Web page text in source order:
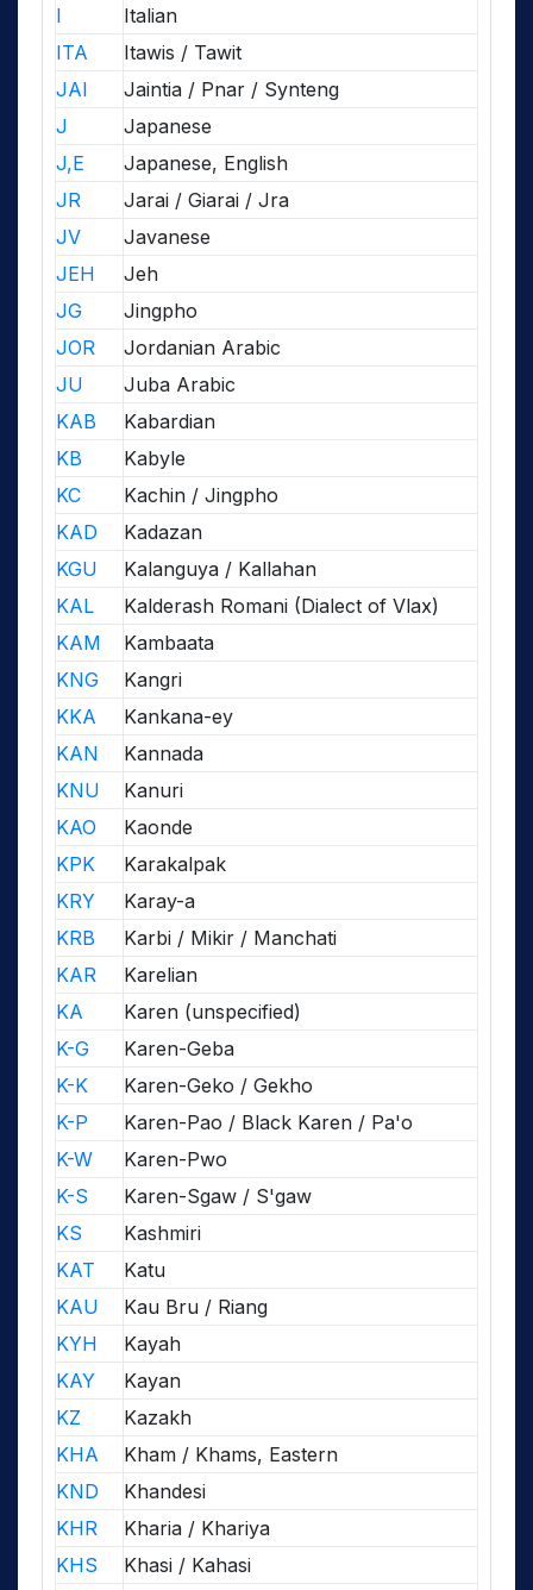
I
Italian
ITA
Itawis / Tawit
JAI
Jaintia / Pnar / Synteng
J
Japanese
J,E
Japanese, English
JR
Jarai / Giarai / Jra
JV
Javanese
JEH
Jeh
JG
Jingpho
JOR
Jordanian Arabic
JU
Juba Arabic
KAB
Kabardian
KB
Kabyle
KC
Kachin / Jingpho
KAD
Kadazan
KGU
Kalanguya / Kallahan
KAL
Kalderash Romani (Dialect of Vlax)
KAM
Kambaata
KNG
Kangri
KKA
Kankana-ey
KAN
Kannada
KNU
Kanuri
KAO
Kaonde
KPK
Karakalpak
KRY
Karay-a
KRB
Karbi / Mikir / Manchati
KAR
Karelian
KA
Karen (unspecified)
K-G
Karen-Geba
K-K
Karen-Geko / Gekho
K-P
Karen-Pao / Black Karen / Pa'o
K-W
Karen-Pwo
K-S
Karen-Sgaw / S'gaw
KS
Kashmiri
KAT
Katu
KAU
Kau Bru / Riang
KYH
Kayah
KAY
Kayan
KZ
Kazakh
KHA
Kham / Khams, Eastern
KND
Khandesi
KHR
Kharia / Khariya
KHS
Khasi / Kahasi